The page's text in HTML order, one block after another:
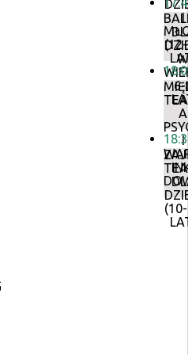
I
(12-
LAT)
DLA
W
6-8
LAT
18:00
A
I
INKI
18:30
DLA
(10-
LAT)